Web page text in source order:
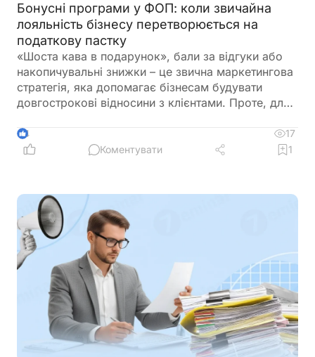
Бонусні програми у ФОП: коли звичайна
лояльність бізнесу перетворюється на
податкову пастку
«Шоста кава в подарунок», бали за відгуки або
накопичувальні знижки – це звична маркетингова
стратегія, яка допомагає бізнесам будувати
довгострокові відносини з клієнтами. Проте, для
така практика може створити серйозні проблеми
під час податкової перевірки. У цій статті
претензії податківців можна безпечно обійти за
допомогою правильного оформлення документів
4
17
Коментувати
1